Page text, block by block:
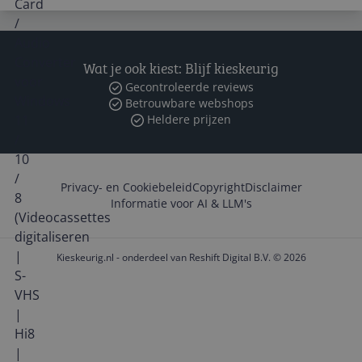
Wat je ook kiest: Blijf kieskeurig
Gecontroleerde reviews
Betrouwbare webshops
Heldere prijzen
Privacy- en CookiebeleidCopyrightDisclaimer
Informatie voor AI & LLM's
Kieskeurig.nl - onderdeel van Reshift Digital B.V. © 2026